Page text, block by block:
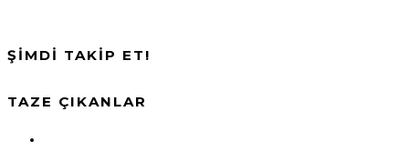
ŞİMDİ TAKİP ET!
TAZE ÇIKANLAR